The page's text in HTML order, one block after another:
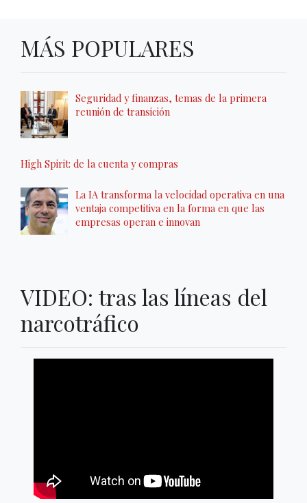
MÁS POPULARES
Seguridad y finanzas, temas de la primera
reunión de transición
High Spirit: de la cuenta y compras
La IA transforma la velocidad operativa en una
ventaja competitiva en la forma en que las
empresas operan e innovan
VIDEO: tras las líneas del
narcotráfico